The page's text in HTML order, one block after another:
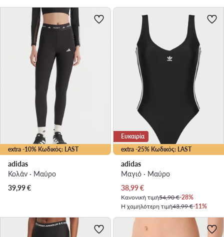
extra -10% Κωδικός: LAST
adidas
Κολάν · Μαύρο
39,99€
extra -25% Κωδικός: LAST
Ευκαιρία
adidas
Μαγιό · Μαύρο
Τρέχουσα τιμή
38,99€
Κανονική τιμή54,90 €-28%
Η χαμηλότερη τιμή43,99 €-11%